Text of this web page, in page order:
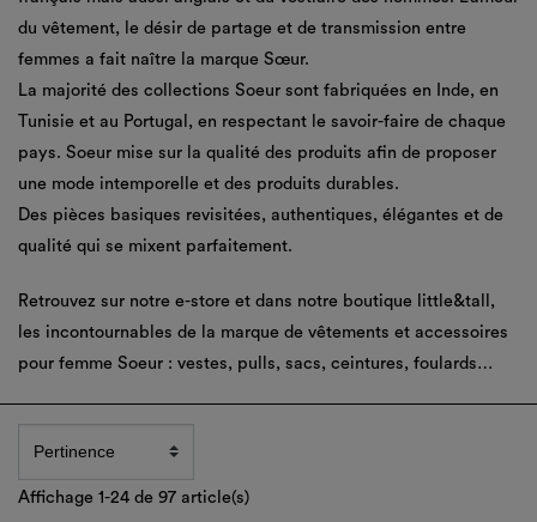
du vêtement, le désir de partage et de transmission entre
femmes a fait naître la marque Sœur.
La majorité des collections Soeur sont fabriquées en Inde, en
Tunisie et au Portugal, en respectant le savoir-faire de chaque
pays. Soeur mise sur la qualité des produits afin de proposer
une mode intemporelle et des produits durables.
Des pièces basiques revisitées, authentiques, élégantes et de
qualité qui se mixent parfaitement.
Retrouvez sur notre e-store et dans notre boutique little&tall,
les incontournables de la marque de vêtements et accessoires
pour femme Soeur : vestes, pulls, sacs, ceintures, foulards…
Affichage 1-24 de 97 article(s)